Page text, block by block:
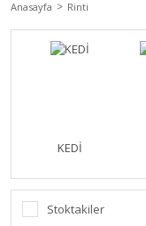
Anasayfa Rinti
KEDİ
Stoktakiler